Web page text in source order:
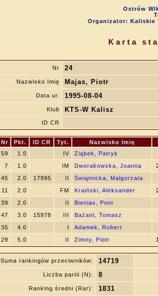
Ostrów
Organizator: Kaliskie
Karta
Nr 24
Nazwisko Imię Majas, Piotr
Data ur. 1995-08-04
Klub KTS-W Kalisz
ID CR
Nr Pkt. ID CR Tyt. Nazwisko Imię
59 1.0 IV
Ziąbek, Patryk
7 1.0 IM Dworakowska, Joanna
45 2.0 17995 II
Świątnicka, Małgorzata
11 2.0 FM Kraiński, Aleksander
39 2.0 II
Bienias, Piotr
47 3.0 15978 III
Bażant, Tomasz
35 4.0 I
Adamek, Robert
29 5.0 II Zimny, Piotr
Suma rankingów przeciwników: 14719
Liczba partii (N): 8
Ranking średni (Rar): 1831